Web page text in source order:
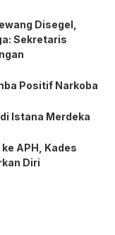
Disegel,
Sekretaris
Positif Narkoba
Istana Merdeka
APH, Kades
Diri